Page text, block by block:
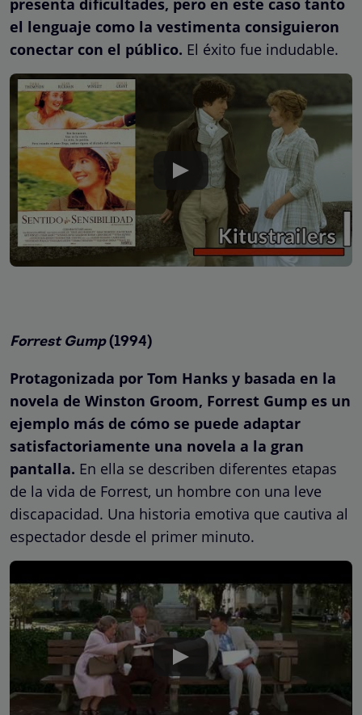
presenta dificultades, pero en este caso tanto
el lenguaje como la vestimenta consiguieron
conectar con el público. El éxito fue indudable.
Forrest Gump(1994)
Protagonizada por Tom Hanks y basada en la
novela de Winston Groom, Forrest Gump es un
ejemplo más de cómo se puede adaptar
satisfactoriamente una novela a la gran
pantalla. En ella se describen diferentes etapas
de la vida de Forrest, un hombre con una leve
discapacidad. Una historia emotiva que cautiva al
espectador desde el primer minuto.